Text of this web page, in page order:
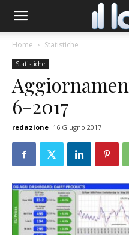
Home Statistiche
Statistiche
6-2017
redazione 16 Giugno 2017